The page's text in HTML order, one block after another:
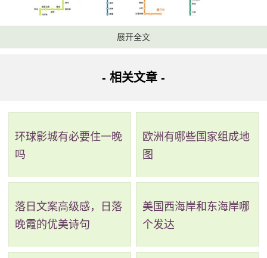
从溪头旅游村到阿婆六村其它乘车路线：
展开全文
- 相关文章 -
环球影城有必要住一晚
吗
欧洲有哪些国家组成地
图
落日文案高级感，日落
晚霞的优美诗句
美国西海岸和东海岸哪
个发达